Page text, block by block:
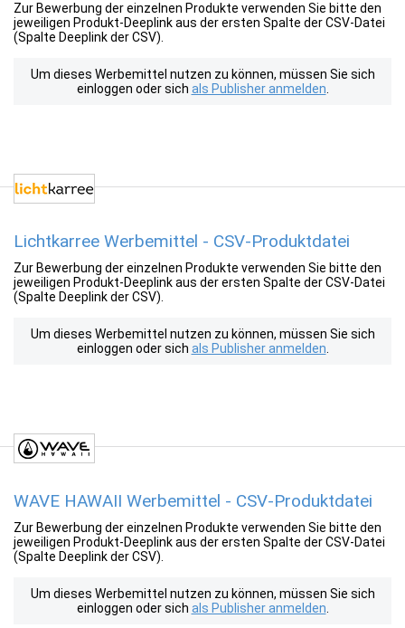
Zur Bewerbung der einzelnen Produkte verwenden Sie bitte den
jeweiligen Produkt-Deeplink aus der ersten Spalte der CSV-Datei
(Spalte Deeplink der CSV).
Um dieses Werbemittel nutzen zu können, müssen Sie sich
einloggen oder sich als Publisher anmelden
Lichtkarree Werbemittel - CSV-Produktdatei
Zur Bewerbung der einzelnen Produkte verwenden Sie bitte den
jeweiligen Produkt-Deeplink aus der ersten Spalte der CSV-Datei
(Spalte Deeplink der CSV).
Um dieses Werbemittel nutzen zu können, müssen Sie sich
einloggen oder sich als Publisher anmelden
WAVE HAWAII Werbemittel - CSV-Produktdatei
Zur Bewerbung der einzelnen Produkte verwenden Sie bitte den
jeweiligen Produkt-Deeplink aus der ersten Spalte der CSV-Datei
(Spalte Deeplink der CSV).
Um dieses Werbemittel nutzen zu können, müssen Sie sich
einloggen oder sich als Publisher anmelden